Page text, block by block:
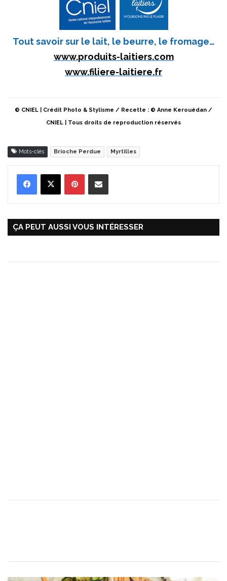
Tout savoir sur le lait, le beurre, le fromage…
www.produits-laitiers.com
www.filiere-laitiere.fr
© CNIEL | Crédit Photo & Stylisme / Recette : © Anne Kerouédan /
CNIEL | Tous droits de reproduction réservés
Mots-clés Brioche Perdue Myrtilles
ÇA PEUT AUSSI VOUS INTÉRESSER